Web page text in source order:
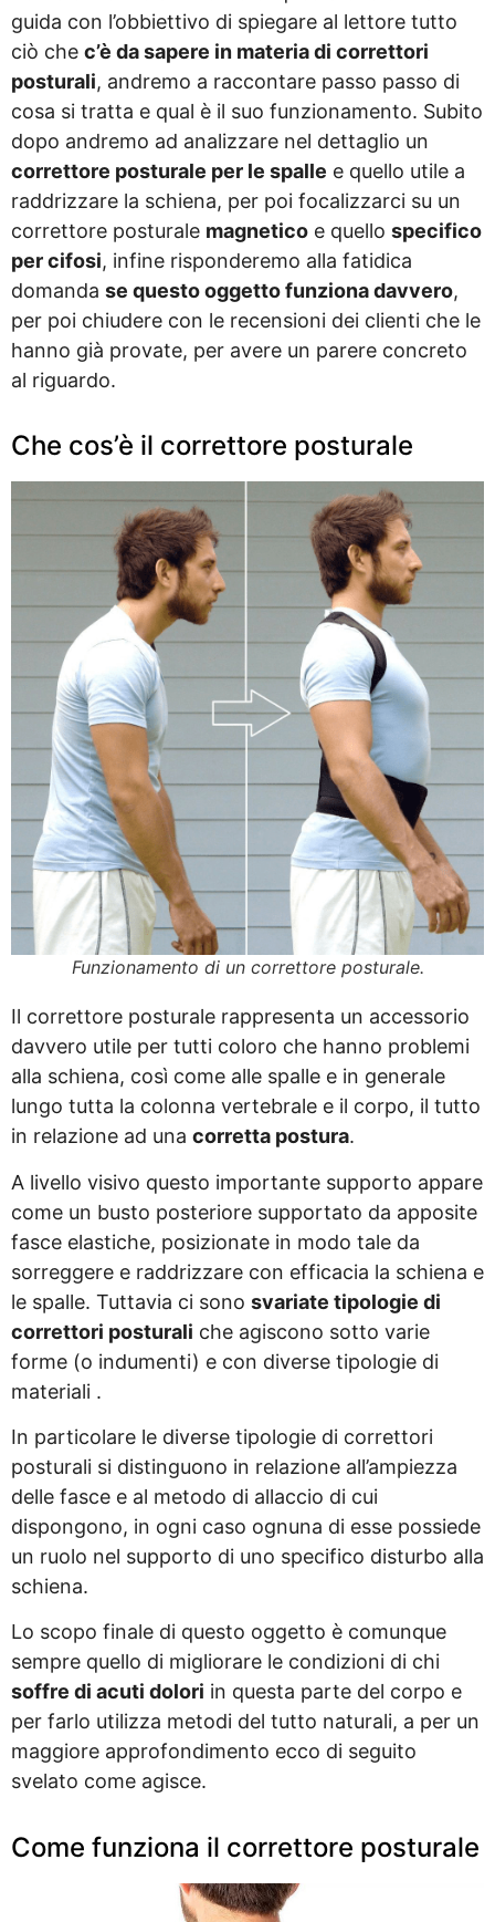
guida con l’obbiettivo di spiegare al lettore tutto
ciò che c’è da sapere in materia di correttori
posturali, andremo a raccontare passo passo di
cosa si tratta e qual è il suo funzionamento. Subito
dopo andremo ad analizzare nel dettaglio un
correttore posturale per le spalle e quello utile a
raddrizzare la schiena, per poi focalizzarci su un
correttore posturale magnetico e quello specifico
per cifosi, infine risponderemo alla fatidica
domanda se questo oggetto funziona davvero,
per poi chiudere con le recensioni dei clienti che le
hanno già provate, per avere un parere concreto
al riguardo.
Che cos’è il correttore posturale
Funzionamento di un correttore posturale.
Il correttore posturale rappresenta un accessorio
davvero utile per tutti coloro che hanno problemi
alla schiena, così come alle spalle e in generale
lungo tutta la colonna vertebrale e il corpo, il tutto
in relazione ad una corretta postura.
A livello visivo questo importante supporto appare
come un busto posteriore supportato da apposite
fasce elastiche, posizionate in modo tale da
sorreggere e raddrizzare con efficacia la schiena e
le spalle. Tuttavia ci sono svariate tipologie di
correttori posturali che agiscono sotto varie
forme (o indumenti) e con diverse tipologie di
materiali .
In particolare le diverse tipologie di correttori
posturali si distinguono in relazione all’ampiezza
delle fasce e al metodo di allaccio di cui
dispongono, in ogni caso ognuna di esse possiede
un ruolo nel supporto di uno specifico disturbo alla
schiena.
Lo scopo finale di questo oggetto è comunque
sempre quello di migliorare le condizioni di chi
soffre di acuti dolori in questa parte del corpo e
per farlo utilizza metodi del tutto naturali, a per un
maggiore approfondimento ecco di seguito
svelato come agisce.
Come funziona il correttore posturale